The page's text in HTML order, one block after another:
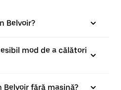
Belvoir?
mod de a călători
Belvoir fără mașină?